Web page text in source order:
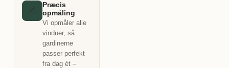
📐
Præcis
opmåling
Vi opmåler alle
vinduer, så
gardinerne
passer perfekt
fra dag ét –